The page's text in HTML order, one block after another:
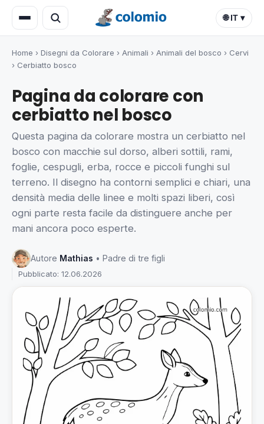
🌐 IT ▾
Home › Disegni da Colorare › Animali › Animali del bosco › Cervi
› Cerbiatto bosco
Pagina da colorare con
cerbiatto nel bosco
Questa pagina da colorare mostra un cerbiatto nel
bosco con macchie sul dorso, alberi sottili, rami,
foglie, cespugli, erba, rocce e piccoli funghi sul
terreno. Il disegno ha contorni semplici e chiari, una
densità media delle linee e molti spazi liberi, così
ogni parte resta facile da distinguere anche per
mani ancora poco esperte.
Autore Mathias • Padre di tre figli
Pubblicato: 12.06.2026